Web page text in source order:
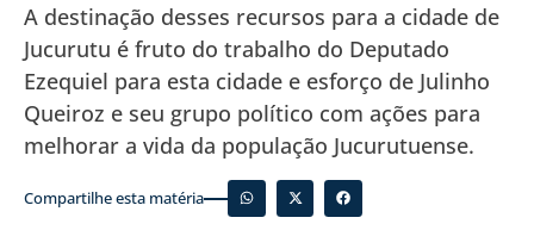
A destinação desses recursos para a cidade de
Jucurutu é fruto do trabalho do Deputado
Ezequiel para esta cidade e esforço de Julinho
Queiroz e seu grupo político com ações para
melhorar a vida da população Jucurutuense.
Compartilhe esta matéria